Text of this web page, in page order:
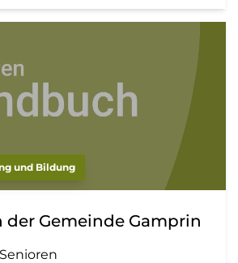
und Bildung
Gemeinde Gamprin